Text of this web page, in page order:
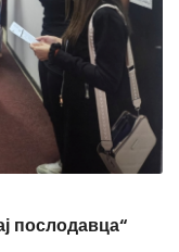
послодавца“